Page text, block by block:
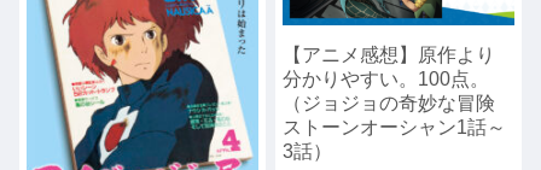
【アニメ感想】原作より
分かりやすい。100点。
（ジョジョの奇妙な冒険
ストーンオーシャン1話～
3話）